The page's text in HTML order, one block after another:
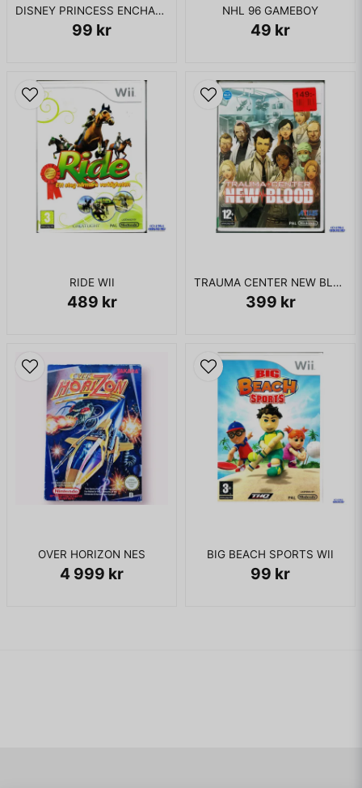
DISNEY PRINCESS ENCHANTING STORYBOOKS WII
99 kr
NHL 96 GAMEBOY
49 kr
RIDE WII
489 kr
TRAUMA CENTER NEW BLOOD WII
399 kr
OVER HORIZON NES
4 999 kr
BIG BEACH SPORTS WII
99 kr